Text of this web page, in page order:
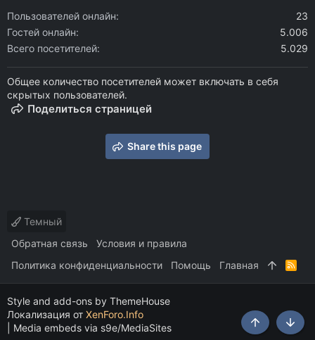
Пользователей онлайн
23
Гостей онлайн
5.006
Всего посетителей
5.029
Общее количество посетителей может включать в себя
скрытых пользователей.
Поделиться страницей
Share this page
Темный
Обратная связь
Условия и правила
Политика конфиденциальности
Помощь Главная
R
Style and add-ons by ThemeHouse
Локализация от XenForo.Info
Media embeds via s9e/MediaSites Сверху Снизу